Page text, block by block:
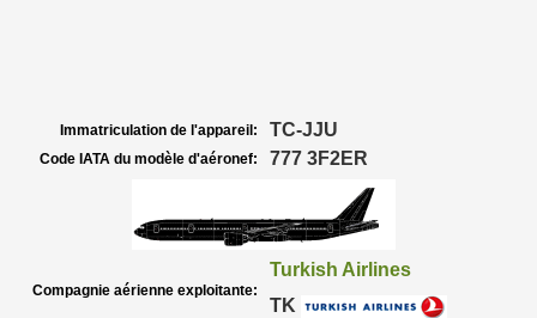
Immatriculation de l'appareil: TC-JJU
Code IATA du modèle d'aéronef: 777 3F2ER
Compagnie aérienne exploitante:
Turkish Airlines
TK